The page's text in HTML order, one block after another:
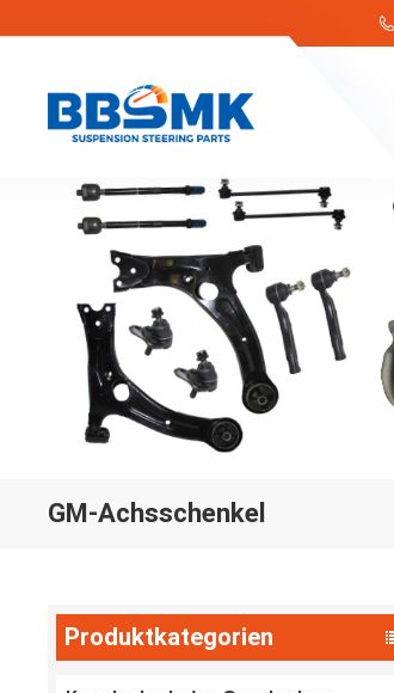
GM-Achsschenkel
Produktkategorien